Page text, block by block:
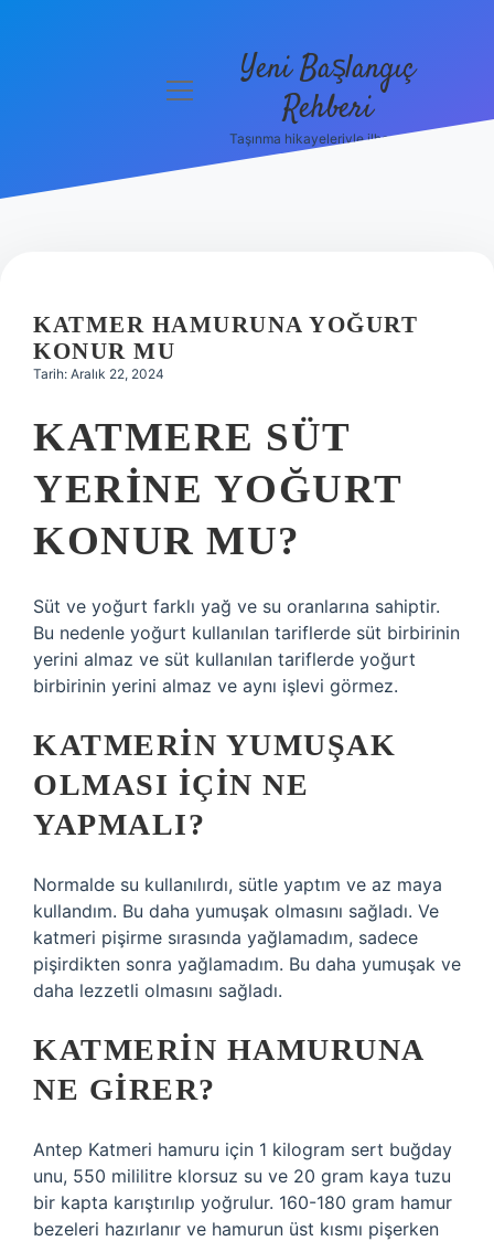
Politikası
menüyü
Yeni Başlangıç
Rehberi
Taşınma hikayeleriyle ilham bul!
KATMER HAMURUNA YOĞURT
KONUR MU
Tarih: Aralık 22, 2024
KATMERE SÜT
YERINE YOĞURT
KONUR MU?
Süt ve yoğurt farklı yağ ve su oranlarına sahiptir.
Bu nedenle yoğurt kullanılan tariflerde süt birbirinin
yerini almaz ve süt kullanılan tariflerde yoğurt
birbirinin yerini almaz ve aynı işlevi görmez.
KATMERIN YUMUŞAK
OLMASI IÇIN NE
YAPMALI?
Normalde su kullanılırdı, sütle yaptım ve az maya
kullandım. Bu daha yumuşak olmasını sağladı. Ve
katmeri pişirme sırasında yağlamadım, sadece
pişirdikten sonra yağlamadım. Bu daha yumuşak ve
daha lezzetli olmasını sağladı.
KATMERIN HAMURUNA
NE GIRER?
Antep Katmeri hamuru için 1 kilogram sert buğday
unu, 550 mililitre klorsuz su ve 20 gram kaya tuzu
bir kapta karıştırılıp yoğrulur. 160-180 gram hamur
bezeleri hazırlanır ve hamurun üst kısmı pişerken